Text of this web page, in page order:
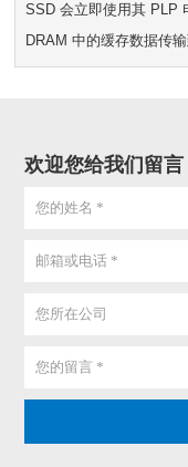
SSD 会立即使用其 PLP
DRAM 中的缓存数据传
欢迎您给我们留言